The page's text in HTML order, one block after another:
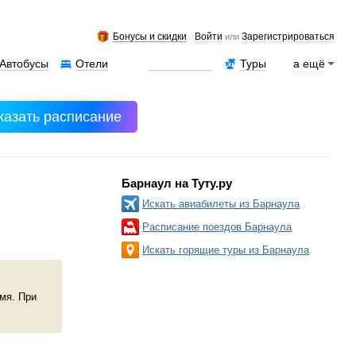
Бонусы и скидки Войти илиЗарегистрироваться
а ещё
Туры
Отели
Автобусы
расписание
При
Барнаул на Туту.ру
Искать авиабилеты из Барнаула
Расписание поездов Барнаула
Искать горящие туры из Барнаула